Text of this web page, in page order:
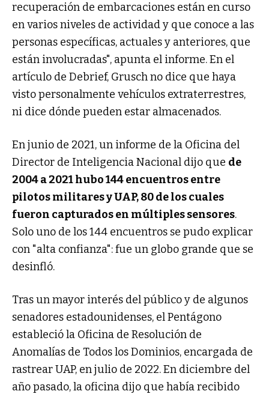
recuperación de embarcaciones están en curso
en varios niveles de actividad y que conoce a las
personas específicas, actuales y anteriores, que
están involucradas", apunta el informe. En el
artículo de Debrief, Grusch no dice que haya
visto personalmente vehículos extraterrestres,
ni dice dónde pueden estar almacenados.
En junio de 2021, un informe de la Oficina del
Director de Inteligencia Nacional dijo que de
2004 a 2021 hubo 144 encuentros entre
pilotos militares y UAP, 80 de los cuales
fueron capturados en múltiples sensores.
Solo uno de los 144 encuentros se pudo explicar
con "alta confianza": fue un globo grande que se
desinfló.
Tras un mayor interés del público y de algunos
senadores estadounidenses, el Pentágono
estableció la Oficina de Resolución de
Anomalías de Todos los Dominios, encargada de
rastrear UAP, en julio de 2022. En diciembre del
año pasado, la oficina dijo que había recibido